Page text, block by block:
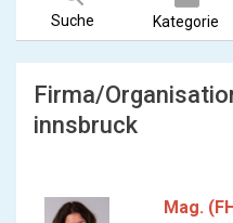
Suche Kategorie
Firma/
innsbruck
Mag.